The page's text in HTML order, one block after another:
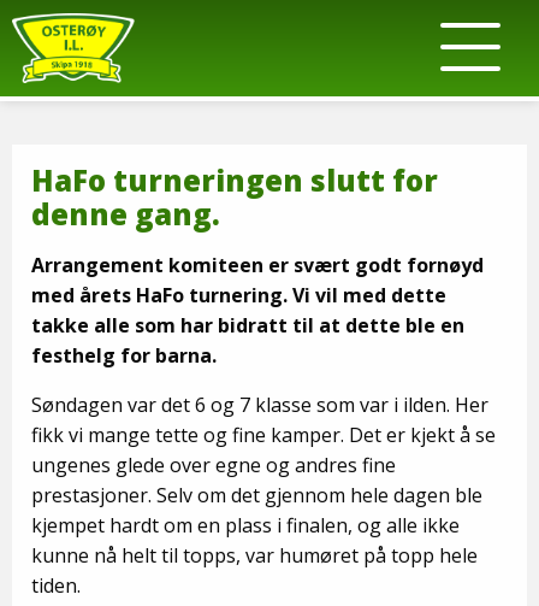
HaFo turneringen slutt for
denne gang.
Arrangement komiteen er svært godt fornøyd
med årets HaFo turnering. Vi vil med dette
takke alle som har bidratt til at dette ble en
festhelg for barna.
Søndagen var det 6 og 7 klasse som var i ilden. Her
fikk vi mange tette og fine kamper. Det er kjekt å se
ungenes glede over egne og andres fine
prestasjoner. Selv om det gjennom hele dagen ble
kjempet hardt om en plass i finalen, og alle ikke
kunne nå helt til topps, var humøret på topp hele
tiden.